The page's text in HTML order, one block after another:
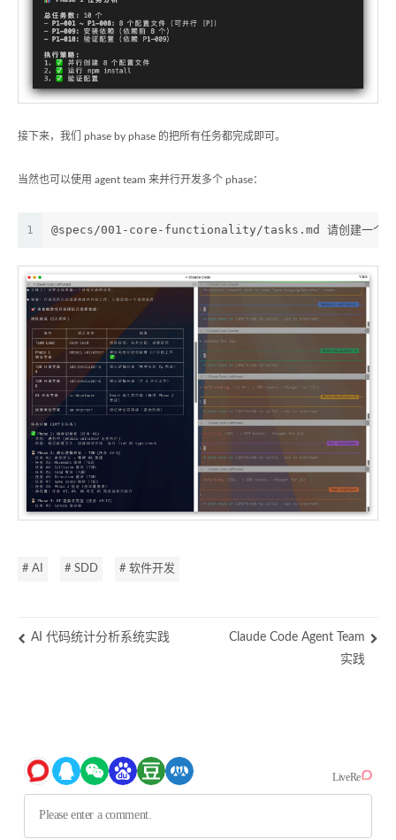
接下来，我们 phase by phase 的把所有任务都完成即可。
当然也可以使用 agent team 来并行开发多个 phase：
1 @specs/001-core-functionality/tasks.md 请创建一个
# AI # SDD # 软件开发
AI 代码统计分析系统实践
Claude Code Agent Team
实践